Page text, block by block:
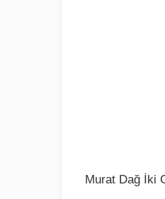
Murat Dağ İki